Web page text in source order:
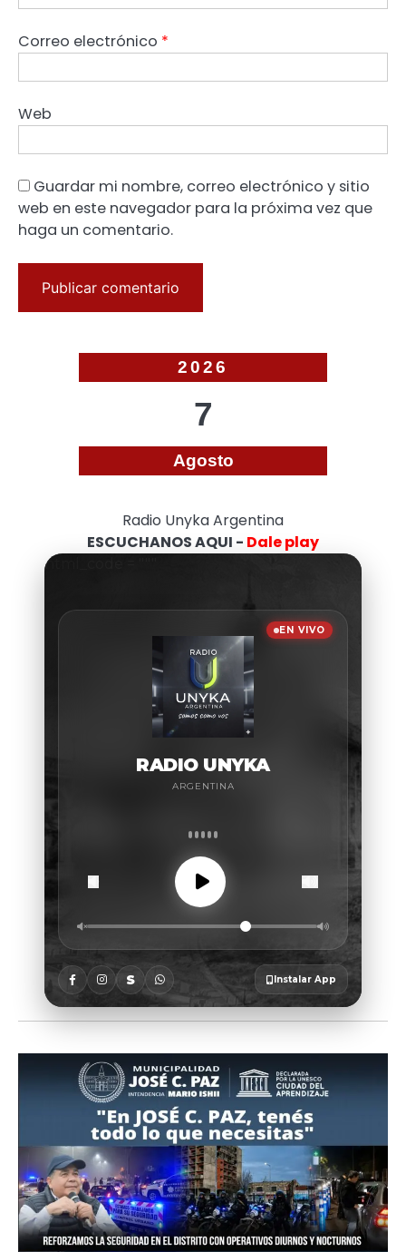
Correo electrónico *
Web
Guardar mi nombre, correo electrónico y sitio
web en este navegador para la próxima vez que
haga un comentario.
2026
7
Agosto
Radio Unyka Argentina
ESCUCHANOS AQUI - Dale play